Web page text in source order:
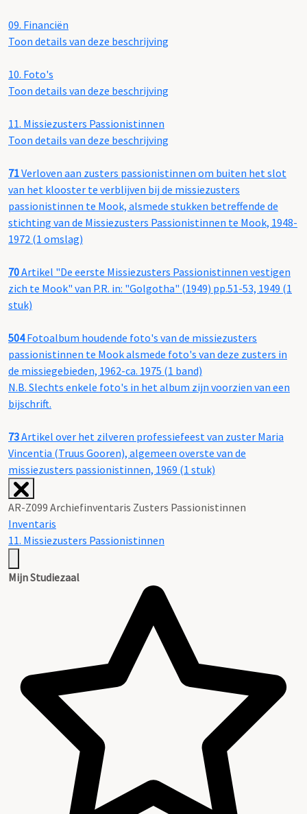
09. Financiën
Toon details van deze beschrijving
10. Foto's
Toon details van deze beschrijving
11. Missiezusters Passionistinnen
Toon details van deze beschrijving
71Verloven aan zusters passionistinnen om buiten het slot
van het klooster te verblijven bij de missiezusters
passionistinnen te Mook, alsmede stukken betreffende de
stichting van de Missiezusters Passionistinnen te Mook, 1948-
1972 (1 omslag)
70Artikel "De eerste Missiezusters Passionistinnen vestigen
zich te Mook" van P.R. in: "Golgotha" (1949) pp.51-53, 1949 (1
stuk)
504Fotoalbum houdende foto's van de missiezusters
passionistinnen te Mook alsmede foto's van deze zusters in
de missiegebieden, 1962-ca. 1975 (1 band)
N.B. Slechts enkele foto's in het album zijn voorzien van een
bijschrift.
73Artikel over het zilveren professiefeest van zuster Maria
Vincentia (Truus Gooren), algemeen overste van de
missiezusters passionistinnen, 1969 (1 stuk)
AR-Z099 Archiefinventaris Zusters Passionistinnen
Inventaris
11. Missiezusters Passionistinnen
Mijn Studiezaal